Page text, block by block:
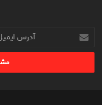
آدرس
ایمیل
خود
وارد